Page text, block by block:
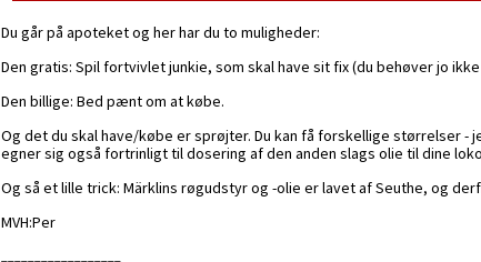
Du går på apoteket og her har du to muligheder:
Den gratis: Spil fortvivlet junkie, som skal have sit fix (du behøver jo
Den billige: Bed pænt om at købe.
Og det du skal have/købe er sprøjter. Du kan få forskellige størrelser
egner sig også fortrinligt til dosering af den anden slags olie til dine
Og så et lille trick: Märklins røgudstyr og -olie er lavet af Seuthe, og
MVH:Per